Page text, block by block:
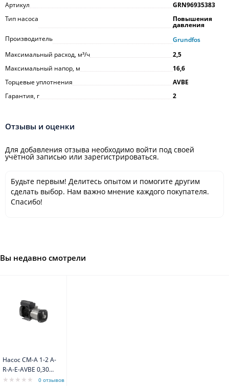
Артикул
GRN96935383
Тип насоса
Повышения
давления
Производитель
Grundfos
Максимальный расход, м³/ч
2,5
Максимальный напор, м
16,6
Торцевые уплотнения
AVBE
Гарантия, г
2
Отзывы и оценки
Для добавления отзыва необходимо войти под своей
учётной записью или зарегистрироваться.
Будьте первым! Делитесь опытом и помогите другим
сделать выбор. Нам важно мнение каждого покупателя.
Спасибо!
Вы недавно смотрели
Насос CM-А 1-2 A-
R-A-E-AVBE 0,30
kW 1x230Hz
0 отзывов